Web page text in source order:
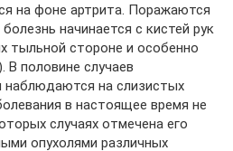
на фоне артрита. Поражаются
начинается с кистей рук
тыльной стороне и особенно
В половине случаев
наблюдаются на слизистых
в настоящее время не
случаях отмечена его
опухолями различных